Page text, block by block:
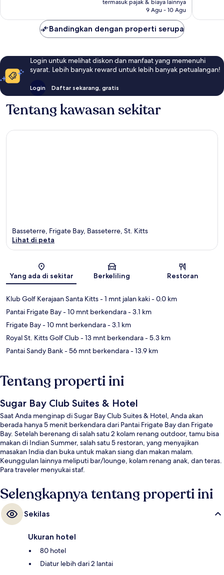
termasuk pajak & biaya lainnya
9 Agu - 10 Agu
Bandingkan dengan properti serupa
Login untuk melihat diskon dan manfaat yang memenuhi
syarat. Lebih banyak reward untuk lebih banyak petualangan!
Login Daftar sekarang, gratis
Tentang kawasan sekitar
Peta
Basseterre, Frigate Bay, Basseterre, St. Kitts
Lihat di peta
Yang ada di sekitar Berkeliling Restoran
Klub Golf Kerajaan Santa Kitts- 1 mnt jalan kaki- 0.0 km
Pantai Frigate Bay- 10 mnt berkendara- 3.1 km
Frigate Bay- 10 mnt berkendara- 3.1 km
Royal St. Kitts Golf Club- 13 mnt berkendara- 5.3 km
Pantai Sandy Bank- 56 mnt berkendara- 13.9 km
Tentang properti ini
Sugar Bay Club Suites & Hotel
Saat Anda menginap di Sugar Bay Club Suites & Hotel, Anda akan
berada hanya 5 menit berkendara dari Pantai Frigate Bay dan Frigate
Bay. Setelah berenang di salah satu 2 kolam renang outdoor, tamu bisa
makan di Indian Summer, salah satu 5 restoran, yang menyajikan
masakan India dan buka untuk makan siang dan makan malam.
Keunggulan lainnya meliputi bar/lounge, kolam renang anak, dan teras.
Para traveler menyukai staf.
Selengkapnya tentang properti ini
Sekilas
Ukuran hotel
80 hotel
Diatur lebih dari 2 lantai